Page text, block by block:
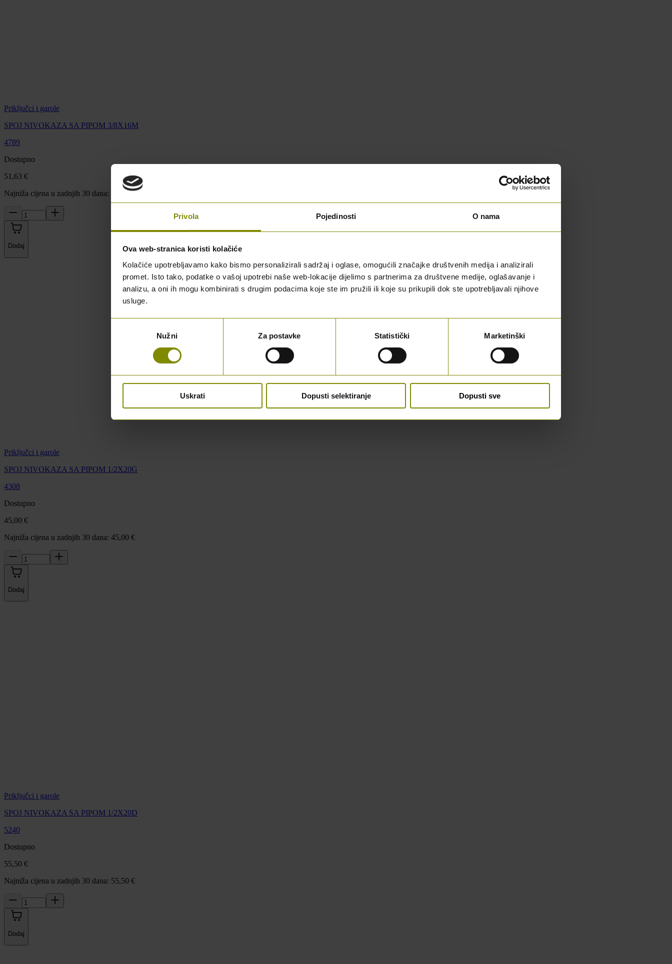
Privola Pojedinosti O nama
Ova web-stranica koristi kolačiće
Kolačiće upotrebljavamo kako bismo personalizirali sadržaj i oglase, omogućili značajke društvenih medija i analizirali
promet. Isto tako, podatke o vašoj upotrebi naše web-lokacije dijelimo s partnerima za društvene medije, oglašavanje i
analizu, a oni ih mogu kombinirati s drugim podacima koje ste im pružili ili koje su prikupili dok ste upotrebljavali njihove
usluge.
Nužni Za postavke Statistički Marketinški
Uskrati Dopusti selektiranje Dopusti sve
Priključci i garole
SPOJ NIVOKAZA SA PIPOM 3/8X16M
4789
Dostupno
51,63 €
Najniža cijena u zadnjih 30 dana: 51,63 €
Dodaj
Priključci i garole
SPOJ NIVOKAZA SA PIPOM 1/2X20G
4308
Dostupno
45,00 €
Najniža cijena u zadnjih 30 dana: 45,00 €
Dodaj
Priključci i garole
SPOJ NIVOKAZA SA PIPOM 1/2X20D
5240
Dostupno
55,50 €
Najniža cijena u zadnjih 30 dana: 55,50 €
Dodaj